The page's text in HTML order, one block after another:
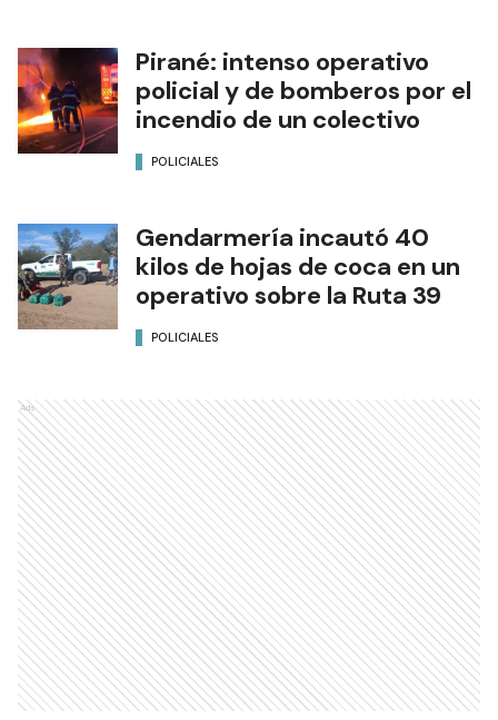
Pirané: intenso operativo
policial y de bomberos por el
incendio de un colectivo
POLICIALES
Gendarmería incautó 40
kilos de hojas de coca en un
operativo sobre la Ruta 39
POLICIALES
Ads